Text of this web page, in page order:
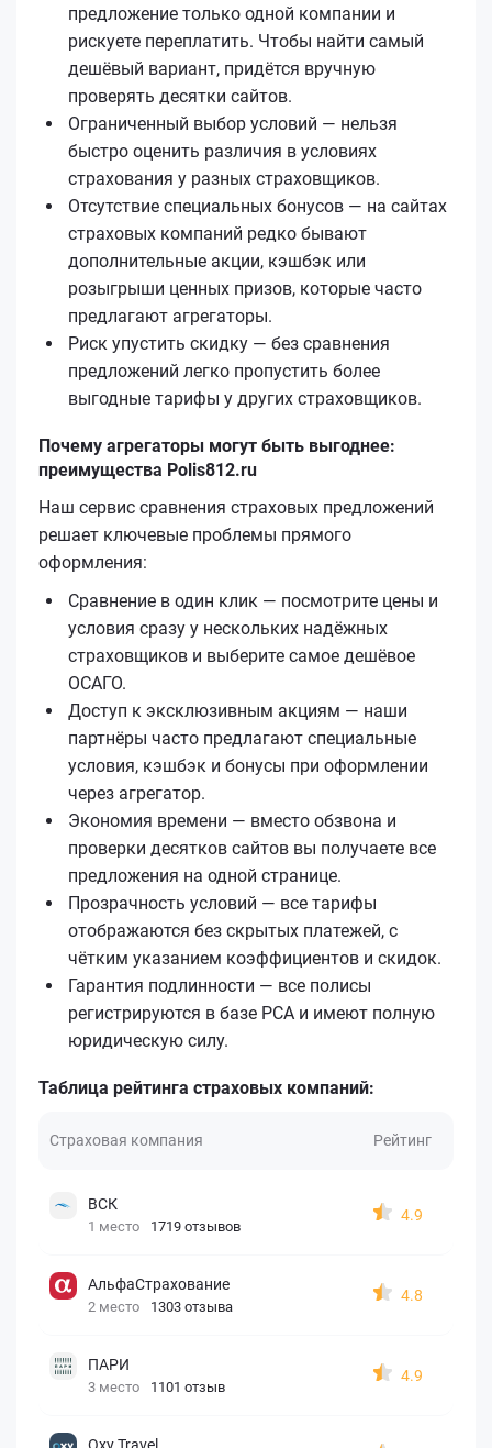
предложение только одной компании и
рискуете переплатить. Чтобы найти самый
дешёвый вариант, придётся вручную
проверять десятки сайтов.
Ограниченный выбор условий — нельзя
быстро оценить различия в условиях
страхования у разных страховщиков.
Отсутствие специальных бонусов — на сайтах
страховых компаний редко бывают
дополнительные акции, кэшбэк или
розыгрыши ценных призов, которые часто
предлагают агрегаторы.
Риск упустить скидку — без сравнения
предложений легко пропустить более
выгодные тарифы у других страховщиков.
Почему агрегаторы могут быть выгоднее:
преимущества Polis812.ru
Наш сервис сравнения страховых предложений
решает ключевые проблемы прямого
оформления:
Сравнение в один клик — посмотрите цены и
условия сразу у нескольких надёжных
страховщиков и выберите самое дешёвое
ОСАГО.
Доступ к эксклюзивным акциям — наши
партнёры часто предлагают специальные
условия, кэшбэк и бонусы при оформлении
через агрегатор.
Экономия времени — вместо обзвона и
проверки десятков сайтов вы получаете все
предложения на одной странице.
Прозрачность условий — все тарифы
отображаются без скрытых платежей, с
чётким указанием коэффициентов и скидок.
Гарантия подлинности — все полисы
регистрируются в базе РСА и имеют полную
юридическую силу.
Таблица рейтинга страховых компаний:
Страховая компания Рейтинг
ВСК
1 место 1719 отзывов
4.9
АльфаСтрахование
2 место 1303 отзыва
4.8
ПАРИ
3 место 1101 отзыв
4.9
Oxy Travel